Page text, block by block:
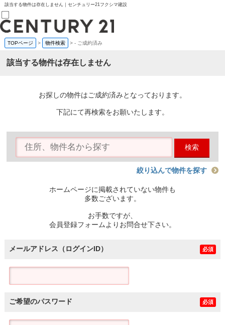
該当する物件は存在しません｜センチュリー21フクシマ建設
売買部
0120-800-844
賃貸部
会員メニュー
物件を探す
購入TOP
条件から探す
住宅ローン控除シミュレータ
TOPページ > 物件検索 >- ご成約済み
該当する物件は存在しません
お探しの物件はご成約済みとなっております。
下記にて再検索をお願いたします。
検索
絞り込んで物件を探す
ホームページに掲載されていない物件も
多数ございます。
お手数ですが、
会員登録フォームよりお問合せ下さい。
メールアドレス（ログインID） 必須
ご希望のパスワード 必須